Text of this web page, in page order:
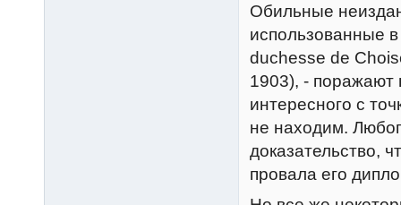
Обильные
использованные
duchesse de
1903), - поражают
интересного с
не находим.
доказательство,
провала его